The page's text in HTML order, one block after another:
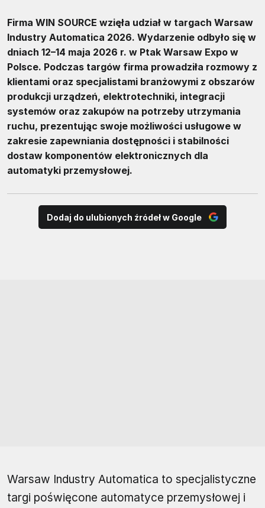
Firma WIN SOURCE wzięła udział w targach Warsaw
Industry Automatica 2026. Wydarzenie odbyło się w
dniach 12–14 maja 2026 r. w Ptak Warsaw Expo w
Polsce. Podczas targów firma prowadziła rozmowy z
klientami oraz specjalistami branżowymi z obszarów
produkcji urządzeń, elektrotechniki, integracji
systemów oraz zakupów na potrzeby utrzymania
ruchu, prezentując swoje możliwości usługowe w
zakresie zapewniania dostępności i stabilności
dostaw komponentów elektronicznych dla
automatyki przemysłowej.
Dodaj do ulubionych źródeł w Google
Warsaw Industry Automatica to specjalistyczne
targi poświęcone automatyce przemysłowej i